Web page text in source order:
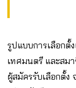
รูปแบบการเลือกตั้
เทศมนตรี​ และสม
ผู้สมัครรับเลือกตั้ง​